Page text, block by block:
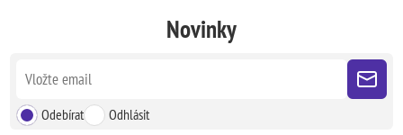
Novinky
Odebírat Odhlásit